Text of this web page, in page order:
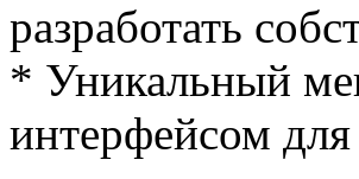
разработать
* Уникальный
интерфейсом